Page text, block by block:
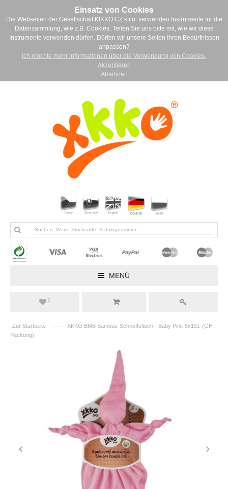
Einsatz von Cookies
Die Webseiten der Gesellschaft KIKKO CZ s.r.o. verwenden Instrumente für die
Datensammlung, wie z.B. Cookies. Teilen Sie uns bitte mit, wie wir diese
Instrumente verwenden dürfen. Dürfen wir unsere Seiten Ihren Bedürfnissen
anpassen?
Ich möchte mehr Informationen über die Verwendung von Cookies.
Akzeptieren
Ablehnen
MENÜ
0
Zur Startseite ——
XKKO BMB Bambus-Schnuffeltuch - Baby Pink 5x1St. (GH
Packung)